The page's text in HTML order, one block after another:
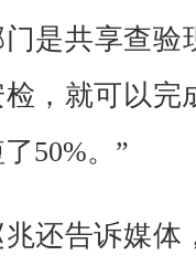
是共享查验
检，就可以完
50%。”
兆还告诉媒体